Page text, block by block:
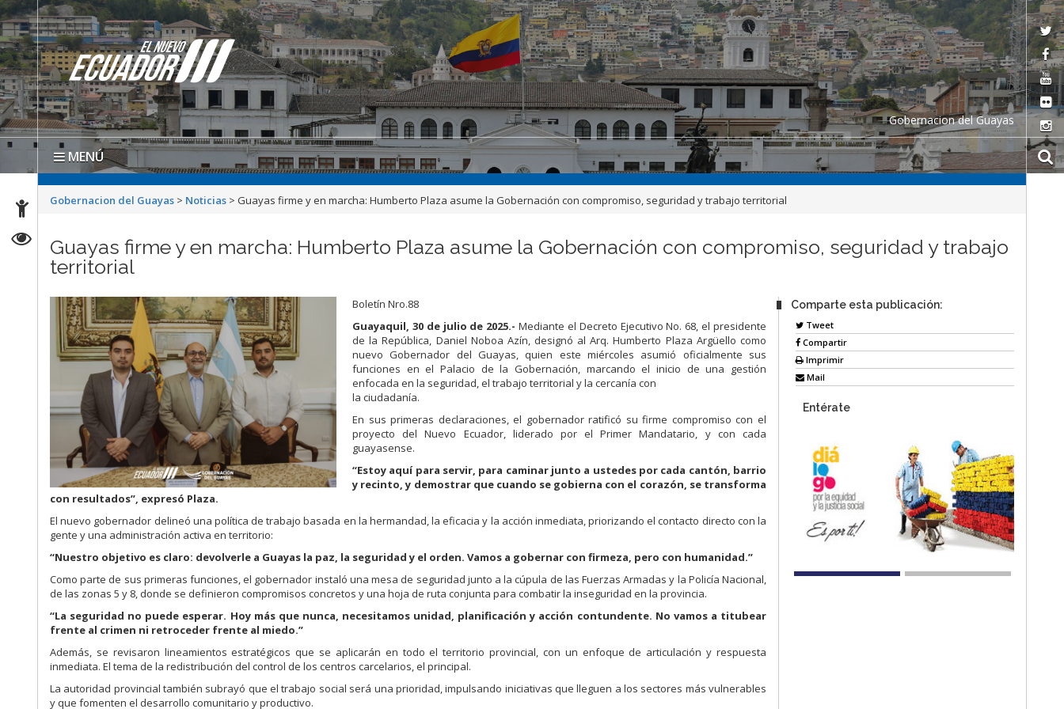
Gobernacion del Guayas
MENÚ
Gobernacion del Guayas > Noticias > Guayas firme y en marcha: Humberto Plaza asume la Gobernación con compromiso, seguridad y trabajo territorial
Guayas firme y en marcha: Humberto Plaza asume la Gobernación con compromiso, seguridad y trabajo
territorial
Boletín Nro.88
Guayaquil, 30 de julio de 2025.- Mediante el Decreto Ejecutivo No. 68, el presidente
de la República, Daniel Noboa Azín, designó al Arq. Humberto Plaza Argüello como
nuevo Gobernador del Guayas, quien este miércoles asumió oficialmente sus
funciones en el Palacio de la Gobernación, marcando el inicio de una gestión
enfocada en la seguridad, el trabajo territorial y la cercanía con
la ciudadanía.
En sus primeras declaraciones, el gobernador ratificó su firme compromiso con el
proyecto del Nuevo Ecuador, liderado por el Primer Mandatario, y con cada
guayasense.
“Estoy aquí para servir, para caminar junto a ustedes por cada cantón, barrio
y recinto, y demostrar que cuando se gobierna con el corazón, se transforma
con resultados”, expresó Plaza.
El nuevo gobernador delineó una política de trabajo basada en la hermandad, la eficacia y la acción inmediata, priorizando el contacto directo con la
gente y una administración activa en territorio:
“Nuestro objetivo es claro: devolverle a Guayas la paz, la seguridad y el orden. Vamos a gobernar con firmeza, pero con humanidad.”
Como parte de sus primeras funciones, el gobernador instaló una mesa de seguridad junto a la cúpula de las Fuerzas Armadas y la Policía Nacional,
de las zonas 5 y 8, donde se definieron compromisos concretos y una hoja de ruta conjunta para combatir la inseguridad en la provincia.
“La seguridad no puede esperar. Hoy más que nunca, necesitamos unidad, planificación y acción contundente. No vamos a titubear
frente al crimen ni retroceder frente al miedo.”
Además, se revisaron lineamientos estratégicos que se aplicarán en todo el territorio provincial, con un enfoque de articulación y respuesta
inmediata. El tema de la redistribución del control de los centros carcelarios, el principal.
La autoridad provincial también subrayó que el trabajo social será una prioridad, impulsando iniciativas que lleguen a los sectores más vulnerables
y que fomenten el desarrollo comunitario y productivo.
Comparte esta publicación:
Tweet
Compartir
Imprimir
Mail
Entérate